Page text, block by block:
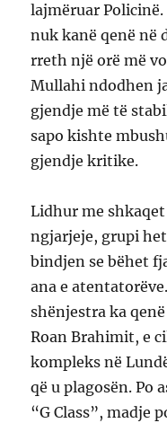
lajmëruar
nuk kanë qenë në
rreth një orë më
Mullahi ndodhen
gjendje më të
sapo kishte
gjendje kritike.
Lidhur me
ngjarjeje, grupi
bindjen se bëhet
ana e
shënjestra ka
Roan Brahimit, e
kompleks në
që u plagosën. Po
“G Class”, madje